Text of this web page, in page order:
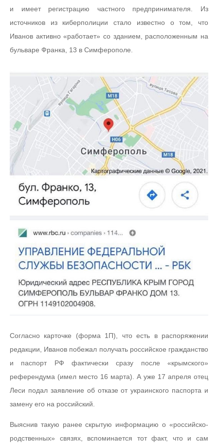
и имеет регистрацию частного предпринимателя. Из
источников из киберполиции стало известно о том, что
Иванов активно «работает» со зданием, расположенным на
бульваре Франка, 13 в Симферополе.
Согласно карточке (форма 1П), что есть в распоряжении
редакции, Иванов побежал получать российское гражданство
и паспорт РФ фактически сразу после «крымского»
референдума (имел место 16 марта). А уже 17 апреля отец
Леси подал заявление об отказе от украинского паспорта и
замену его на российский.
Выяснив такую ​​ранее скрытую информацию о «российско-
родственных» связях, вспоминается тот факт, что и сам